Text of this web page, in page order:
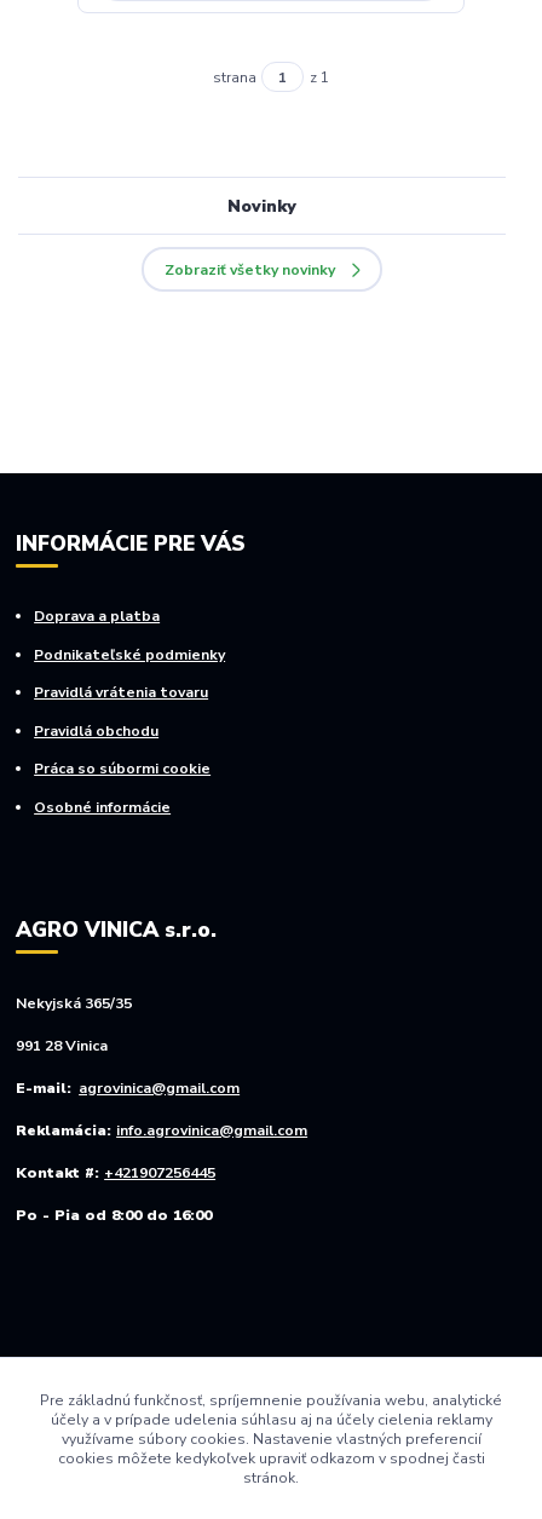
strana z 1
Novinky
Zobraziť všetky novinky
INFORMÁCIE PRE VÁS
Doprava a platba
Podnikateľské podmienky
Pravidlá vrátenia tovaru
Pravidlá obchodu
Práca so súbormi cookie
Osobné informácie
AGRO VINICA s.r.o.
Nekyjská 365/35
991 28 Vinica
E-mail: agrovinica@gmail.com
Reklamácia: info.agrovinica@gmail.com
Kontakt #: +421907256445
Po - Pia od 8:00 do 16:00
Pre základnú funkčnosť, spríjemnenie používania webu, analytické
účely a v prípade udelenia súhlasu aj na účely cielenia reklamy
využívame súbory cookies. Nastavenie vlastných preferencií
cookies môžete kedykoľvek upraviť odkazom v spodnej časti
stránok.